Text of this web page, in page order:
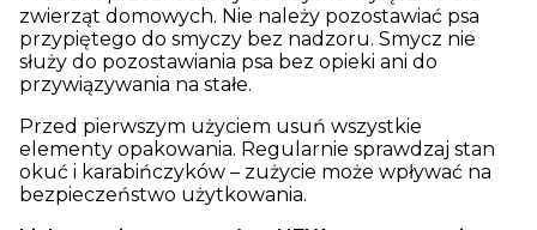
zwierząt domowych. Nie należy pozostawiać psa
przypiętego do smyczy bez nadzoru. Smycz nie
służy do pozostawiania psa bez opieki ani do
przywiązywania na stałe.
Przed pierwszym użyciem usuń wszystkie
elementy opakowania. Regularnie sprawdzaj stan
okuć i karabińczyków – zużycie może wpływać na
bezpieczeństwo użytkowania.